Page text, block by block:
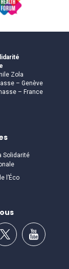
Zola
– Genève
– France
Solidarité
l’Éco